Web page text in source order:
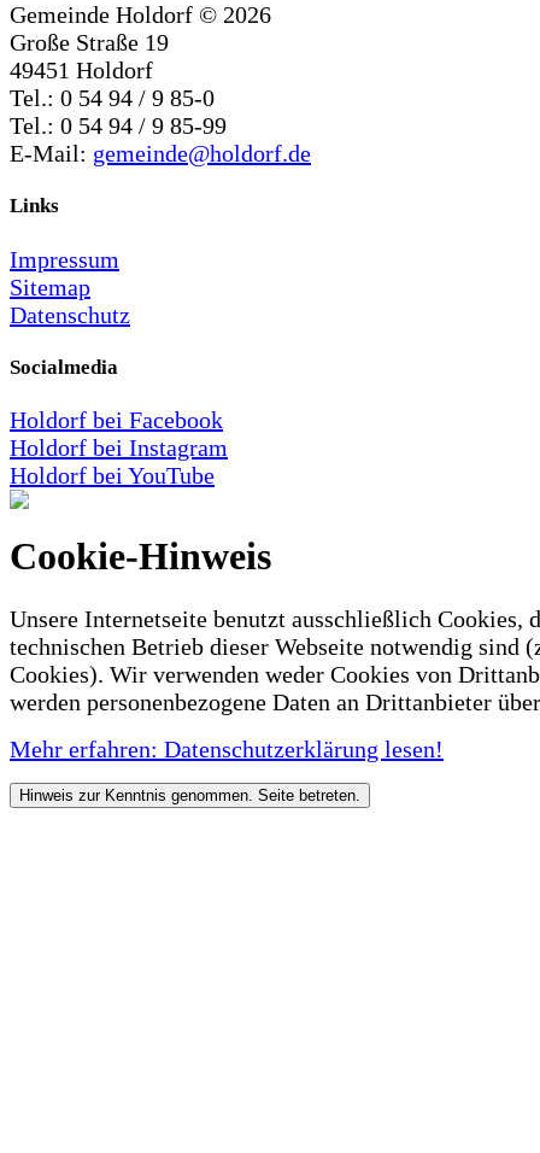
Gemeinde Holdorf © 2026
Große Straße 19
49451 Holdorf
Tel.: 0 54 94 / 9 85-0
Tel.: 0 54 94 / 9 85-99
E-Mail: gemeinde@holdorf.de
Links
Impressum
Sitemap
Datenschutz
Socialmedia
Holdorf bei Facebook
Holdorf bei Instagram
Holdorf bei YouTube
Cookie-Hinweis
Unsere Internetseite benutzt ausschließlich Cookies,
technischen Betrieb dieser Webseite notwendig sind
Cookies). Wir verwenden weder Cookies von
werden personenbezogene Daten an Drittanbieter
Mehr erfahren: Datenschutzerklärung lesen!
Hinweis zur Kenntnis genommen. Seite betreten.